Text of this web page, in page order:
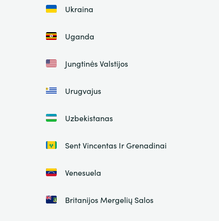
Ukraina
Uganda
Jungtinės Valstijos
Urugvajus
Uzbekistanas
Sent Vincentas Ir Grenadinai
Venesuela
Britanijos Mergelių Salos